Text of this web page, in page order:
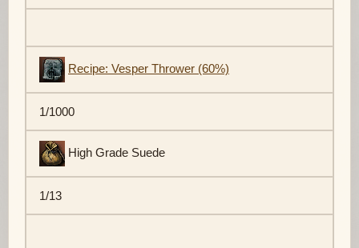
Recipe: Vesper Thrower (60%)
1/1000
High Grade Suede
1/13